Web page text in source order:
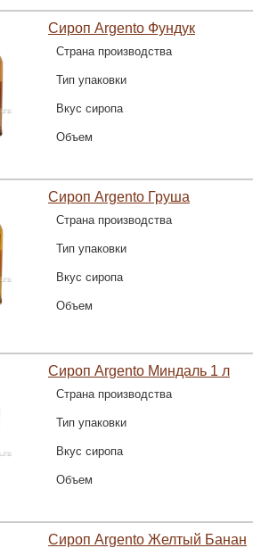
Сироп Argento Фундук
Страна производства
Тип упаковки
Вкус сиропа
Объем
Сироп Argento Груша
Страна производства
Тип упаковки
Вкус сиропа
Объем
Сироп Argento Миндаль 1 л
Страна производства
Тип упаковки
Вкус сиропа
Объем
Сироп Argento Желтый Банан